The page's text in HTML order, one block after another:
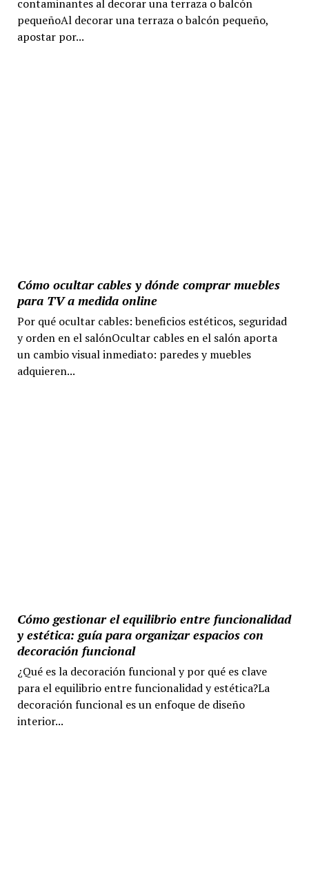
contaminantes al decorar una terraza o balcón
pequeñoAl decorar una terraza o balcón pequeño,
apostar por...
Cómo ocultar cables y dónde comprar muebles
para TV a medida online
Por qué ocultar cables: beneficios estéticos, seguridad
y orden en el salónOcultar cables en el salón aporta
un cambio visual inmediato: paredes y muebles
adquieren...
Cómo gestionar el equilibrio entre funcionalidad
y estética: guía para organizar espacios con
decoración funcional
¿Qué es la decoración funcional y por qué es clave
para el equilibrio entre funcionalidad y estética?La
decoración funcional es un enfoque de diseño
interior...